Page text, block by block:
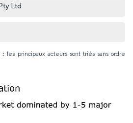
Ltd
les principaux acteurs sont triés sans ordre